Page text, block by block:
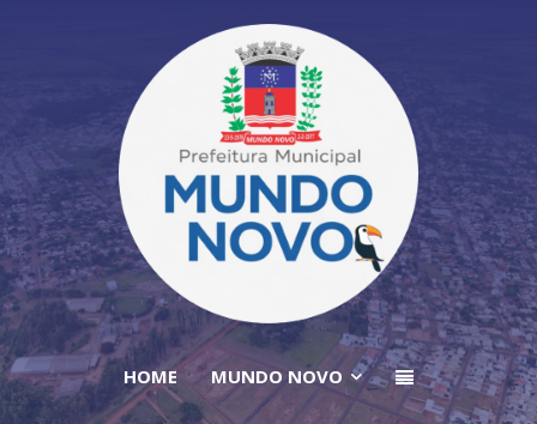
HOME MUNDO NOVO